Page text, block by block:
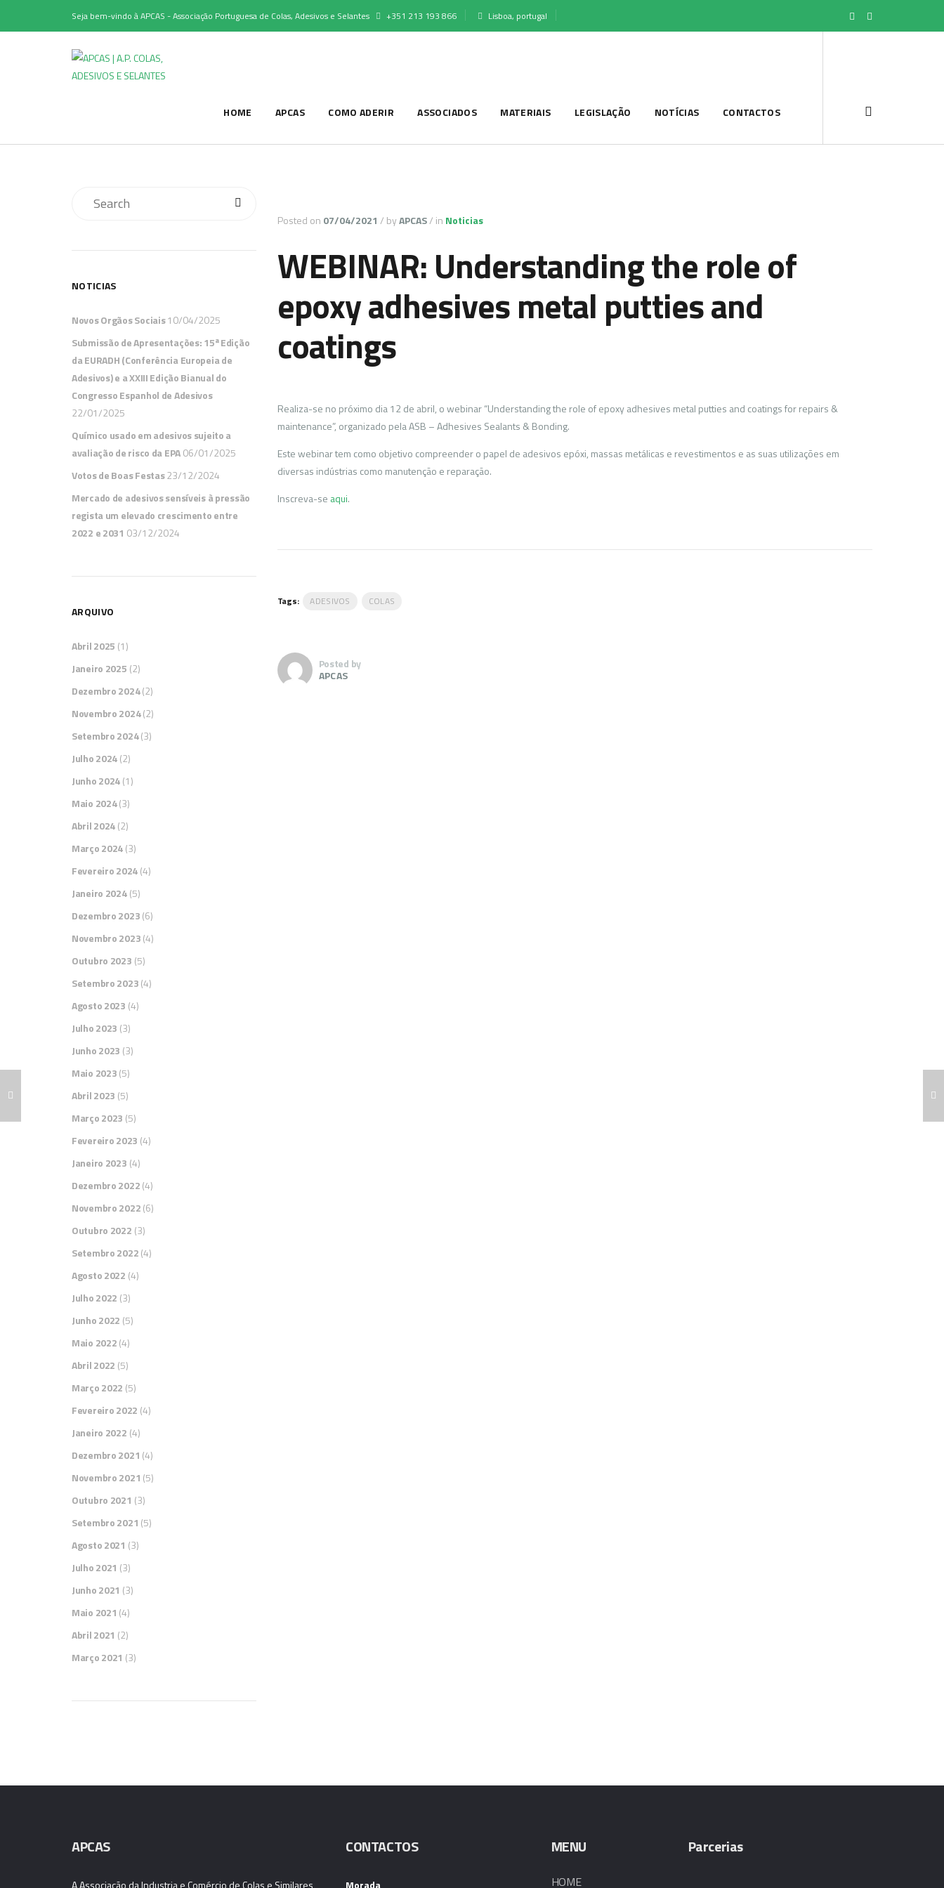
Seja bem-vindo à APCAS - Associação Portuguesa de Colas, Adesivos e Selantes +351 213 193 866 Lisboa, portugal
HOME APCAS COMO ADERIR ASSOCIADOS MATERIAIS LEGISLAÇÃO NOTÍCIAS CONTACTOS
Posted on 07/04/2021 / byAPCAS/ in Noticias
WEBINAR: Understanding the role of
epoxy adhesives metal putties and
coatings
Realiza-se no próximo dia 12 de abril, o webinar “Understanding the role of epoxy adhesives metal putties and coatings for repairs &
maintenance”, organizado pela ASB – Adhesives Sealants & Bonding.
Este webinar tem como objetivo compreender o papel de adesivos epóxi, massas metálicas e revestimentos e as suas utilizações em
diversas indústrias como manutenção e reparação.
Inscreva-se aqui.
Tags: ADESIVOS COLAS
Posted by
APCAS
NOTICIAS
Novos Orgãos Sociais10/04/2025
Submissão de Apresentações: 15ª Edição
da EURADH (Conferência Europeia de
Adesivos) e a XXIII Edição Bianual do
Congresso Espanhol de Adesivos
22/01/2025
Químico usado em adesivos sujeito a
avaliação de risco da EPA06/01/2025
Votos de Boas Festas23/12/2024
Mercado de adesivos sensíveis à pressão
regista um elevado crescimento entre
2022 e 2031 03/12/2024
ARQUIVO
Abril 2025 (1)
Janeiro 2025 (2)
Dezembro 2024(2)
Novembro 2024(2)
Setembro 2024(3)
Julho 2024(2)
Junho 2024(1)
Maio 2024(3)
Abril 2024(2)
Março 2024(3)
Fevereiro 2024(4)
Janeiro 2024(5)
Dezembro 2023(6)
Novembro 2023(4)
Outubro 2023 (5)
Setembro 2023(4)
Agosto 2023 (4)
Julho 2023 (3)
Junho 2023 (3)
Maio 2023(5)
Abril 2023 (5)
Março 2023 (5)
Fevereiro 2023 (4)
Janeiro 2023 (4)
Dezembro 2022(4)
Novembro 2022(6)
Outubro 2022 (3)
Setembro 2022(4)
Agosto 2022 (4)
Julho 2022 (3)
Junho 2022 (5)
Maio 2022(4)
Abril 2022 (5)
Março 2022 (5)
Fevereiro 2022 (4)
Janeiro 2022 (4)
Dezembro 2021 (4)
Novembro 2021 (5)
Outubro 2021 (3)
Setembro 2021 (5)
Agosto 2021 (3)
Julho 2021 (3)
Junho 2021 (3)
Maio 2021 (4)
Abril 2021 (2)
Março 2021 (3)
APCAS
A Associação da Industria e Comércio de Colas e Similares
CONTACTOS
Morada
MENU
HOME
Parcerias